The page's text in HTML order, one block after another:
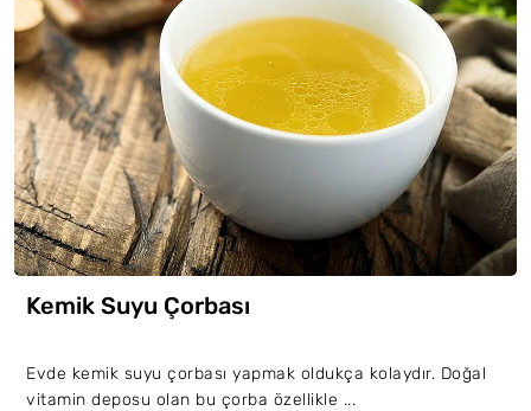
Kemik Suyu Çorbası
Evde kemik suyu çorbası yapmak oldukça kolaydır. Doğal
vitamin deposu olan bu çorba özellikle ...